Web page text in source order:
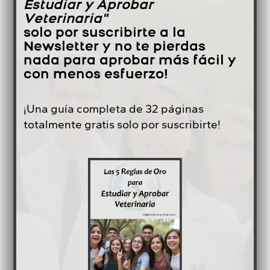
Estudiar y Aprobar
Veterinaria"
solo por suscribirte a la
Newsletter y no te pierdas
nada para aprobar más fácil y
con menos esfuerzo!
¡Una guía completa de 32 páginas
totalmente gratis solo por suscribirte!